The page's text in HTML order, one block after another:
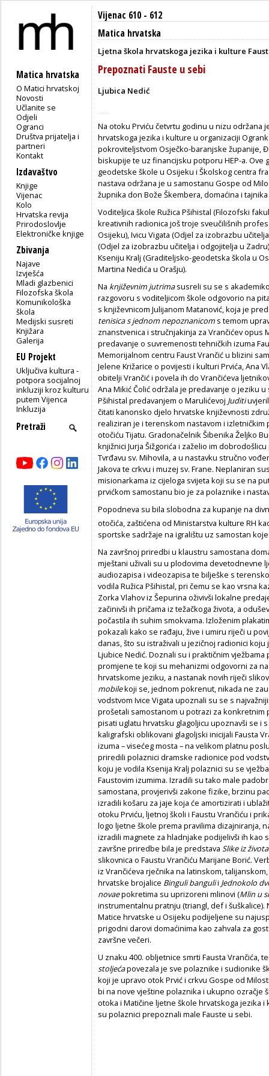
Matica hrvatska
O Matici hrvatskoj
Novosti
Učlanite se
Odjeli
Ogranci
Društva prijatelja i
partneri
Kontakt
Izdavaštvo
Knjige
Vijenac
Kolo
Hrvatska revija
Prirodoslovlje
Elektroničke knjige
Zbivanja
Najave
Izvješća
Mladi glazbenici
Filozofska škola
Komunikološka
škola
Medijski susreti
Knjižara
Galerija
EU Projekt
Uključiva kultura -
potpora socijalnoj
inkluziji kroz kulturu
putem Vijenca
Inkluzija
Vijenac 610 - 612
Matica hrvatska
Ljetna škola hrvatskoga jezika i kulture
Prepoznati Fauste u sebi
Ljubica Nedić
Na otoku Prviću četvrtu godinu u nizu održana
hrvatskoga jezika i kulture u organizaciji
pokroviteljstvom Osječko-baranjske županije,
biskupije te uz financijsku potporu HEP-a.
geodetske škole u Osijeku i Školskog centra
nastava održana je u samostanu Gospe od
župnika don Bože Škembera, domaćina i
Voditeljica škole Ružica Pšihistal (Filozofski
kreativnih radionica još troje sveučilišnih
Osijeku), Ivicu Vigata (Odjel za izobrazbu
(Odjel za izobrazbu učitelja i odgojitelja u
Kseniju Kralj (Graditeljsko-geodetska škola u
Martina Nedića u Orašju).
Na književnim jutrimasusreli su se s
razgovoru s voditeljicom škole odgovorio na
s književnicom Julijanom Matanović, koja je
tenisica s jednom nepoznanicom s temom
znanstvenica i stručnjakinja za Vrančićev opus
predavanje o suvremenosti tehničkih izuma
Memorijalnom centru Faust Vrančić u blizini
Jelene Križarice o povijesti i kulturi Prvića, Ana
obitelji Vrančić i povela ih do Vrančićeva
Ana Mikić Čolić održala je predavanje o jeziku
Pšihistal predavanjem o Marulićevoj Juditi
čitati kanonsko djelo hrvatske književnosti
realiziran je i terenskom nastavom i
otočiću Tijatu. Gradonačelnik Šibenika Željko
knjižnici Jurja Šižgorića i zaželio im
Tvrđavu sv. Mihovila, a u nastavku stručno
Jakova te crkvu i muzej sv. Frane. Neplaniran
misionarkama iz cijeloga svijeta koji su se na
prvićkom samostanu bio je za polaznike i
Popodneva su bila slobodna za kupanje na
otočića, zaštićena od Ministarstva kulture RH
sportske sadržaje na igralištu uz samostan
Na završnoj priredbi u klaustru samostana
mještani uživali su u plodovima devetodnevne
audiozapisa i videozapisa te bilješke s
vodila Ružica Pšihistal, pri čemu se kao vrsna
Zorka Vlahov iz Šepurina oživivši lokalne
začinivši ih pričama iz težačkoga života, a
počastila ih suhim smokvama. Izloženim
pokazali kako se rađaju, žive i umiru riječi u
danas, što su istraživali u jezičnoj radionici koju
Ljubice Nedić. Doznali su i praktičnim
promjene te koji su mehanizmi odgovorni za
hrvatskome jeziku, a nastanak novih riječi
mobilekoji se, jednom pokrenut, nikada ne
vodstvom Ivice Vigata upoznali su se s
prošetali samostanom u potrazi za konkretnim
pisati uglatu hrvatsku glagoljicu upoznavši se i
kaligrafski oblikovani glagoljski inicijali Fausta
izuma – visećeg mosta – na velikom platnu
priredili polaznici dramske radionice pod
koju je vodila Ksenija Kralj polaznici su se
Faustovim izumima. Izradili su tako male
samostana, provjerivši zakone fizike, brzinu
izradili košaru za jaje koja će amortizirati i
otoku Prviću, ljetnoj školi i Faustu Vrančiću i
logo ljetne škole prema pravilima dizajniranja,
izradili magnete za hladnjake podijelivši ih kao
završne priredbe bila je predstava Slike iz
slikovnica o Faustu Vrančiću Marijane Borić.
iz Vrančićeva rječnika na latinskom,
hrvatske brojalice Binguli bangulii Jednokolo
novaepokretima su uprizoreni mlinovi (Mlin u
instrumentalnu pratnju (triangl, def i šuškalice).
Matice hrvatske u Osijeku podijeljene su
prigodni darovi domaćinima kao zahvala za
završne večeri.
U znaku 400. obljetnice smrti Fausta Vrančića,
stoljećapovezala je sve polaznike i sudionike
koji je upravo otok Prvić i crkvu Gospe od
bi na nove vještine polaznika i ukupno ozračje
otoka i Matičine ljetne škole hrvatskoga jezika
su polaznici prepoznali male Fauste u sebi.